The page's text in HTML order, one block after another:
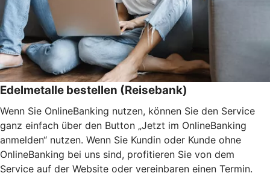
Edelmetalle bestellen (Reisebank)
Wenn Sie OnlineBanking nutzen, können Sie den Service
ganz einfach über den Button „Jetzt im OnlineBanking
anmelden“ nutzen. Wenn Sie Kundin oder Kunde ohne
OnlineBanking bei uns sind, profitieren Sie von dem
Service auf der Website oder vereinbaren einen Termin.